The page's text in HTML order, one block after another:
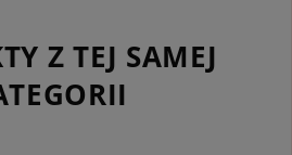
Z TEJ SAMEJ